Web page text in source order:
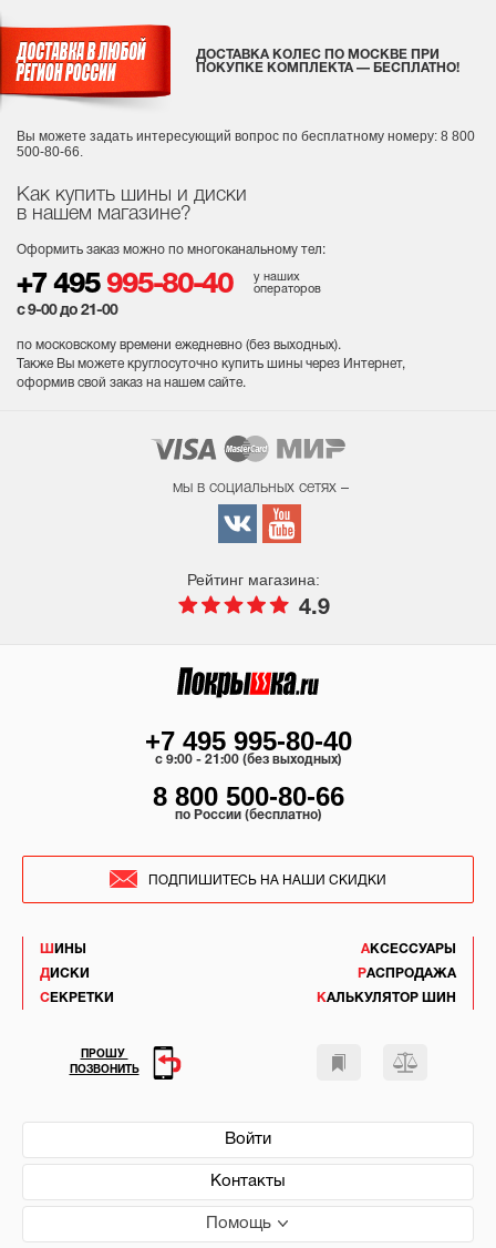
Как купить шины и диски
в нашем магазине?
Оформить заказ можно по многоканальному тел:
+7 495 995-80-40
у наших
операторов
с 9-00 до 21-00
по московскому времени ежедневно (без выходных).
Также Вы можете круглосуточно купить шины через Интернет,
оформив свой заказ на нашем сайте.
ДОСТАВКА КОЛЕС ПО МОСКВЕ ПРИ
ПОКУПКЕ КОМПЛЕКТА — БЕСПЛАТНО!
Вы можете задать интересующий вопрос по бесплатному номеру: 8 800
500-80-66.
мы в социальных сетях –
Рейтинг магазина:
4.9
ШИНЫ
ДИСКИ
СЕКРЕТКИ
АКСЕССУАРЫ
РАСПРОДАЖА
КАЛЬКУЛЯТОР ШИН
Войти
Контакты
Помощь
+7 495 995-80-40
c 9:00 - 21:00 (без выходных)
8 800 500-80-66
по России (бесплатно)
ПОДПИШИТЕСЬ НА НАШИ СКИДКИ
ПРОШУ
ПОЗВОНИТЬ